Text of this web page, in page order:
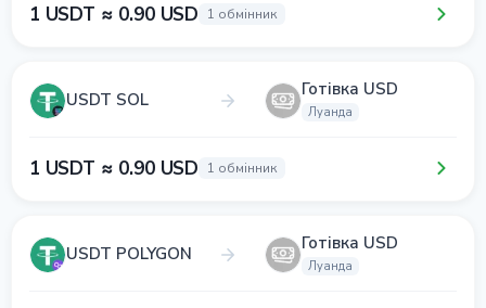
1 USDT ≈ 0.90 USD 1 обмінник
USDT SOL Готівка USD
Луанда
1 USDT ≈ 0.90 USD 1 обмінник
USDT POLYGON Готівка USD
Луанда